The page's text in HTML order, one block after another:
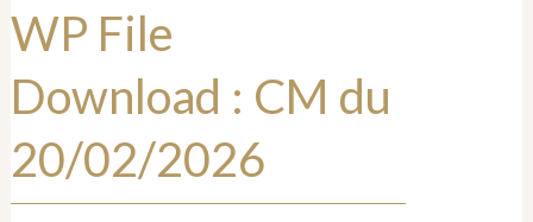
WP File
Download : CM du
20/02/2026